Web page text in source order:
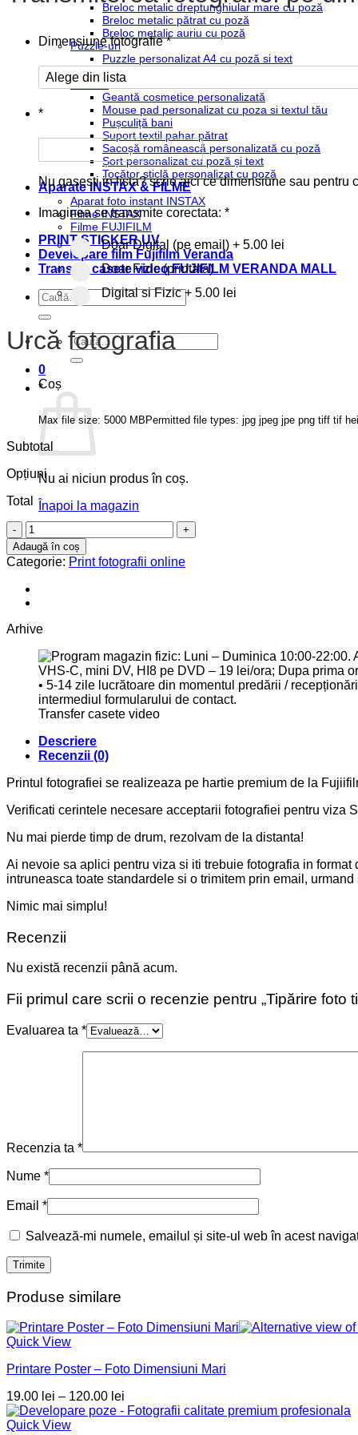
Breloc metalic dreptunghiular mare cu poză
Breloc metalic pătrat cu poză
Breloc metalic auriu cu poză
Puzzle-uri
Puzzle personalizat A4 cu poză si text
Puzzle personalizat in formă de inimă
Diverse
Geantă cosmetice personalizată
Mouse pad personalizat cu poza si textul tău
Pușculiță bani
Suport textil pahar pătrat
Sacoșă românească personalizată cu poză
Șort personalizat cu poză și text
Tocător sticlă personalizat cu poză
Aparate INSTAX & FILME
Aparat foto instant INSTAX
Filme INSTAX
Filme FUJIFILM
PRINT STICKER UV
Developare film Fujifilm Veranda
Transfer casete video FUJIFILM VERANDA MALL
Caută
după:
Caută
după:
0
Coș
Nu ai niciun produs în coș.
Înapoi la magazin
Dimensiune fotografie*
*
Nu gasesti in lista? scrie aici ce dimensiune sau pentru
Imaginea se transmite corectata: *
Doar Digital (pe email) + 5.00 lei
Doar Fizic (printata)
Digital si Fizic+ 5.00 lei
Urcă fotografia
*
Max file size: 5000 MB Permitted file types: jpg jpeg jpe png tiff tif
Subtotal
Opțiuni
Total
Cantitate
Tipărire
foto
tip
Pașaport,
VIZA,
Provizoriu,
sau
Magnetica
Adaugă în coș
Categorie: Print fotografii online
Arhive
Transfer casete video
Descriere
Recenzii (0)
Printul fotografiei se realizeaza pe hartie premium de la
Verificati cerintele necesare acceptarii fotografiei pentru viza
Nu mai pierde timp de drum, rezolvam de la distanta!
Ai nevoie sa aplici pentru viza si iti trebuie fotografia in
intruneasca toate standardele si o trimitem prin email,
Nimic mai simplu!
Recenzii
Nu există recenzii până acum.
Fii primul care scrii o recenzie pentru „Tipărire
Evaluarea ta *
Recenzia ta *
Nume *
Email *
Salvează-mi numele, emailul și site-ul web în acest
Produse similare
Quick View
Printare Poster – Foto Dimensiuni Mari
19.00 lei – 120.00 lei
de
Quick View